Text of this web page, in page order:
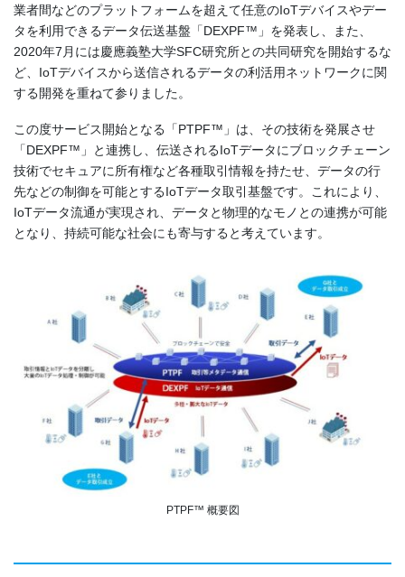
業者間などのプラットフォームを超えて任意のIoTデバイスやデー
タを利用できるデータ伝送基盤「DEXPF™」を発表し、また、
2020年7月には慶應義塾大学SFC研究所との共同研究を開始するな
ど、IoTデバイスから送信されるデータの利活用ネットワークに関
する開発を重ねて参りました。
この度サービス開始となる「PTPF™」は、その技術を発展させ
「DEXPF™」と連携し、伝送されるIoTデータにブロックチェーン
技術でセキュアに所有権など各種取引情報を持たせ、データの行
先などの制御を可能とするIoTデータ取引基盤です。これにより、
IoTデータ流通が実現され、データと物理的なモノとの連携が可能
となり、持続可能な社会にも寄与すると考えています。
PTPF™ 概要図